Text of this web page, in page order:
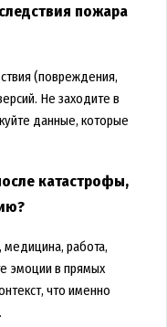
пожара
(повреждения,
Не заходите в
данные, которые
катастрофы,
медицина, работа,
эмоции в прямых
что именно